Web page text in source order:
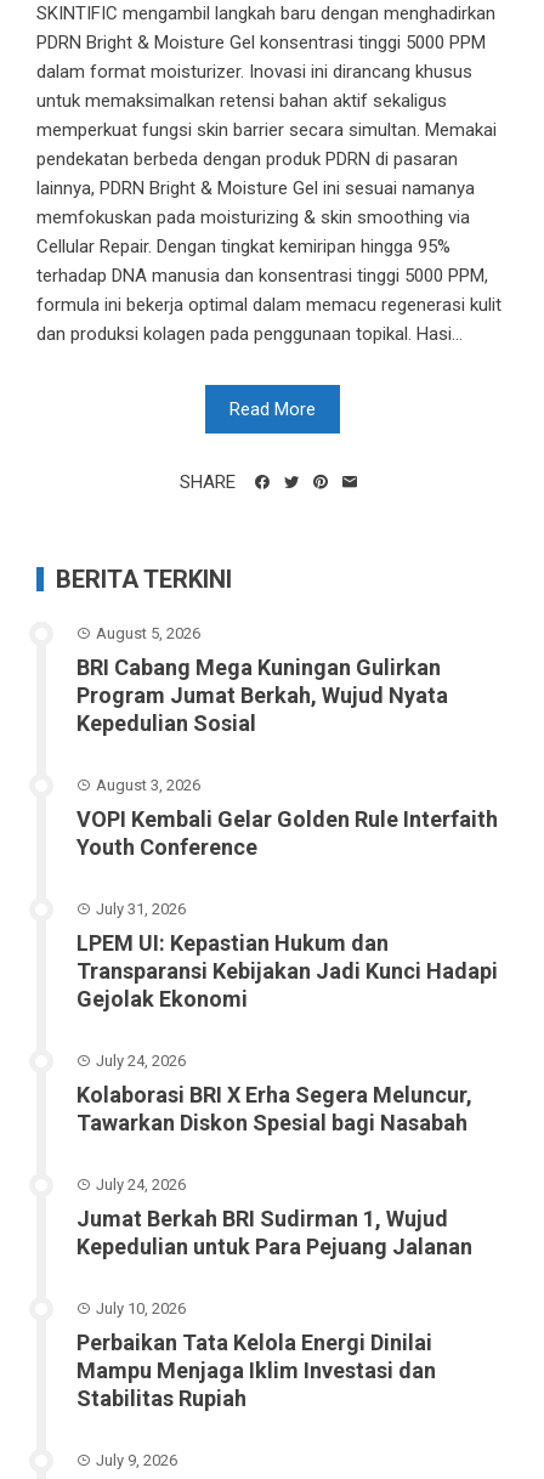
SKINTIFIC mengambil langkah baru dengan menghadirkan
PDRN Bright & Moisture Gel konsentrasi tinggi 5000 PPM
dalam format moisturizer. Inovasi ini dirancang khusus
untuk memaksimalkan retensi bahan aktif sekaligus
memperkuat fungsi skin barrier secara simultan. Memakai
pendekatan berbeda dengan produk PDRN di pasaran
lainnya, PDRN Bright & Moisture Gel ini sesuai namanya
memfokuskan pada moisturizing & skin smoothing via
Cellular Repair. Dengan tingkat kemiripan hingga 95%
terhadap DNA manusia dan konsentrasi tinggi 5000 PPM,
formula ini bekerja optimal dalam memacu regenerasi kulit
dan produksi kolagen pada penggunaan topikal. Hasi...
Read More
SHARE
BERITA TERKINI
August 5, 2026
BRI Cabang Mega Kuningan Gulirkan
Program Jumat Berkah, Wujud Nyata
Kepedulian Sosial
August 3, 2026
VOPI Kembali Gelar Golden Rule Interfaith
Youth Conference
July 31, 2026
LPEM UI: Kepastian Hukum dan
Transparansi Kebijakan Jadi Kunci Hadapi
Gejolak Ekonomi
July 24, 2026
Kolaborasi BRI X Erha Segera Meluncur,
Tawarkan Diskon Spesial bagi Nasabah
July 24, 2026
Jumat Berkah BRI Sudirman 1, Wujud
Kepedulian untuk Para Pejuang Jalanan
July 10, 2026
Perbaikan Tata Kelola Energi Dinilai
Mampu Menjaga Iklim Investasi dan
Stabilitas Rupiah
July 9, 2026